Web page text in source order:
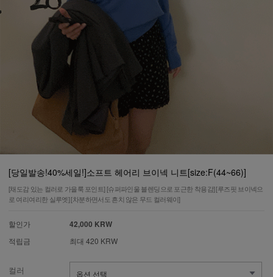
[당일발송!40%세일!]소프트 헤어리 브이넥 니트[size:F(44~66)]
[채도감 있는 컬러로 가을룩 포인트] [슈퍼파인울 블렌딩으로 포근한 착용감] [루즈핏 브이넥으
로 여리여리한 실루엣] [차분하면서도 흔치 않은 무드 컬러웨이]
할인가 42,000 KRW
적립금 최대 420 KRW
컬러